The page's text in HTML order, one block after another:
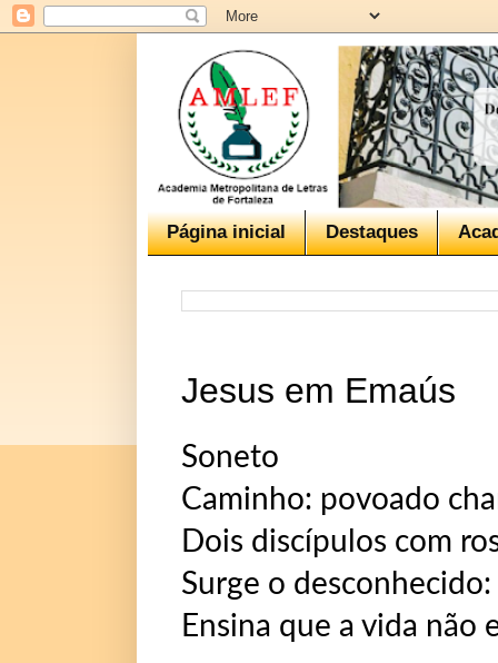
Página inicial Destaques
Jesus em Emaús
Soneto
Caminho: povoado
Dois discípulos com
Surge o desconhecido:
Ensina que a vida não